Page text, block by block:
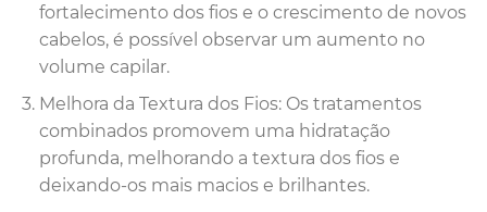
fortalecimento dos fios e o crescimento de novos
cabelos, é possível observar um aumento no
volume capilar.
Melhora da Textura dos Fios: Os tratamentos
combinados promovem uma hidratação
profunda, melhorando a textura dos fios e
deixando-os mais macios e brilhantes.